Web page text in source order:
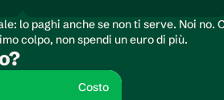
lo paghi anche se non ti serve. Noi no.
colpo, non spendi un euro di più.
Costo